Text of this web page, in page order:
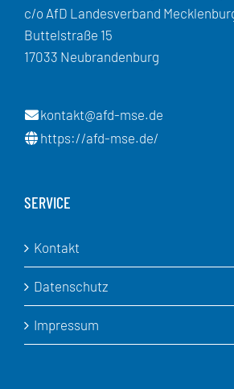
c/o AfD Landesverband
Buttelstraße 15
17033 Neubrandenburg
kontakt@afd-mse.de
https://afd-mse.de/
SERVICE
Kontakt
Datenschutz
Impressum